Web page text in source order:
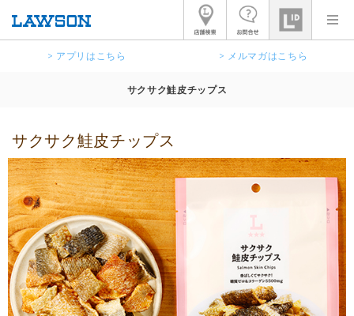
> アプリはこちら > メルマガはこちら
サクサク鮭皮チップス
サクサク鮭皮チップス